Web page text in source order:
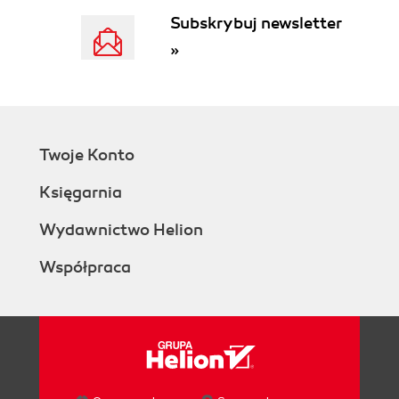
Loop Labels
Database Interaction
SAVEPOINT
Autonomous Transactions
Explicit Cursors
Closing explicit cursors
Explicit cursor attributes
Implicit Cursors
Subskrybuj newsletter
»
Twoje Konto
Księgarnia
Wydawnictwo Helion
Współpraca